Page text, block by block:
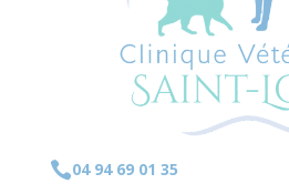
04 94 69 01 35